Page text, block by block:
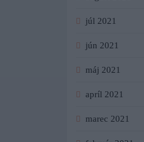
júl 2021
jún 2021
máj 2021
apríl 2021
marec 2021